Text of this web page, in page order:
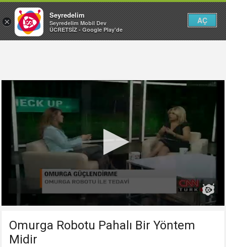
Omurga Robotu Pahalı Bir Yöntem
Midir
×
Seyredelim
Seyredelim Mobil Dev
ÜCRETSİZ - Google Play'de
AÇ